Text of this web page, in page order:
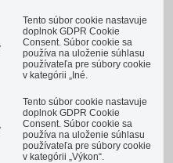
Tento súbor cookie nastavuje
doplnok GDPR Cookie
Consent. Súbor cookie sa
používa na uloženie súhlasu
používateľa pre súbory cookie
v kategórii „Iné.
Tento súbor cookie nastavuje
doplnok GDPR Cookie
Consent. Súbor cookie sa
používa na uloženie súhlasu
používateľa pre súbory cookie
v kategórii „Výkon“.